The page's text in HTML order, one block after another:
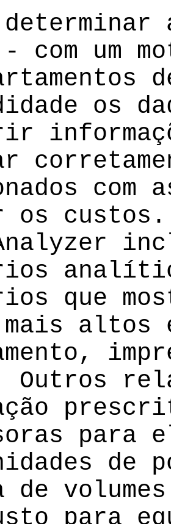
- com um
os
com
os custos.
que
altos
para
de
de
para